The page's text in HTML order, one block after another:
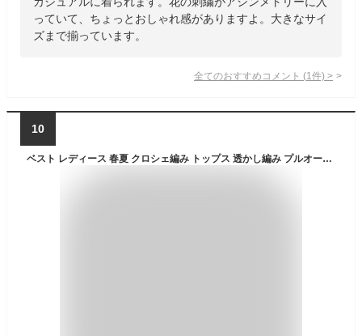
っていて、ちょっとおしゃれ感がありますよ。大きなサイ
ズまで揃っています。
全てのおすすめコメント (1 件) >
10
ベスト レディース 春夏 クロシェ編み トップス 透かし編み プルオーバー Vネック かぎ編み サマーニット 袖なし ノースリーブ ニットベスト 重ね着 レイヤード 森ガール フェミニン 花柄 かわいい